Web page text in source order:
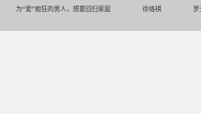
为“爱”痴狂的男人，想要回归家庭 徐珞棋 罗